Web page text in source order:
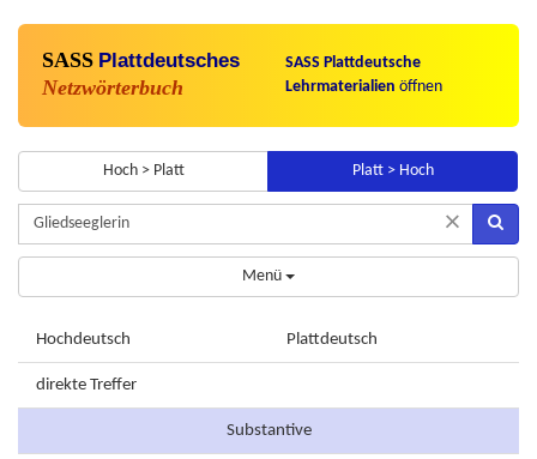
SASS Plattdeutsches
Netzwörterbuch
SASS Plattdeutsche
Lehrmaterialien öffnen
Hoch > Platt Platt > Hoch
×
Menü
Hochdeutsch Plattdeutsch
direkte Treffer
Substantive